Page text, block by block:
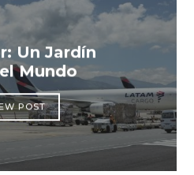
Un Jardín
Mundo
POST